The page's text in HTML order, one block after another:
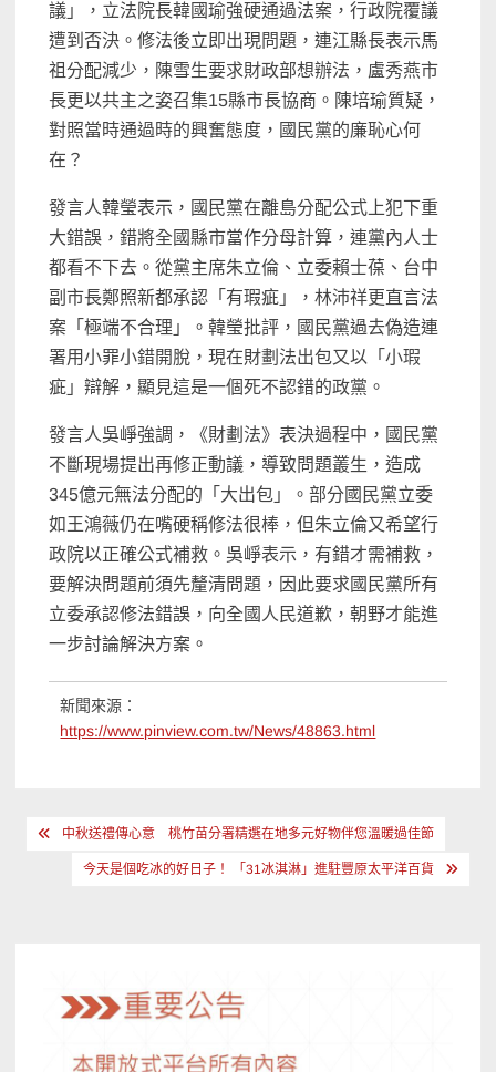
議」，立法院長韓國瑜強硬通過法案，行政院覆議
遭到否決。修法後立即出現問題，連江縣長表示馬
祖分配減少，陳雪生要求財政部想辦法，盧秀燕市
長更以共主之姿召集15縣市長協商。陳培瑜質疑，
對照當時通過時的興奮態度，國民黨的廉恥心何
在？
發言人韓瑩表示，國民黨在離島分配公式上犯下重
大錯誤，錯將全國縣市當作分母計算，連黨內人士
都看不下去。從黨主席朱立倫、立委賴士葆、台中
副市長鄭照新都承認「有瑕疵」，林沛祥更直言法
案「極端不合理」。韓瑩批評，國民黨過去偽造連
署用小罪小錯開脫，現在財劃法出包又以「小瑕
疵」辯解，顯見這是一個死不認錯的政黨。
發言人吳崢強調，《財劃法》表決過程中，國民黨
不斷現場提出再修正動議，導致問題叢生，造成
345億元無法分配的「大出包」。部分國民黨立委
如王鴻薇仍在嘴硬稱修法很棒，但朱立倫又希望行
政院以正確公式補救。吳崢表示，有錯才需補救，
要解決問題前須先釐清問題，因此要求國民黨所有
立委承認修法錯誤，向全國人民道歉，朝野才能進
一步討論解決方案。
新聞來源：
https://www.pinview.com.tw/News/48863.html
文 中秋送禮傳心意 桃竹苗分署精選在地多元好物伴您溫暖過佳節
今天是個吃冰的好日子！ 「31冰淇淋」進駐豐原太平洋百貨